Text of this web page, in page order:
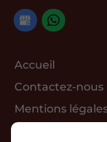
Accueil
Contactez-nous
Mentions